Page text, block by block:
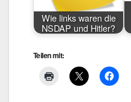
Wie links waren die
NSDAP und Hitler?
Teilen mit: